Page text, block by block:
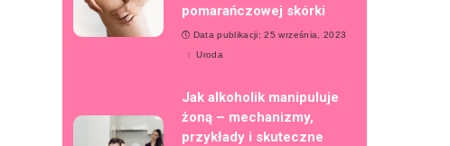
pomarańczowej skórki
Data publikacji: 25 września, 2023
Uroda
Jak alkoholik manipuluje
żoną – mechanizmy,
przykłady i skuteczne